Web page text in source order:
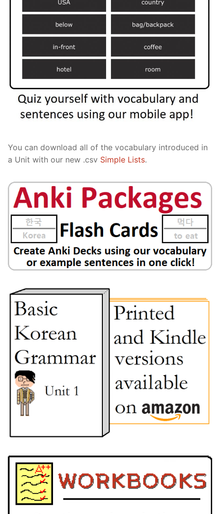
You can download all of the vocabulary introduced in
a Unit with our new .csv Simple Lists.